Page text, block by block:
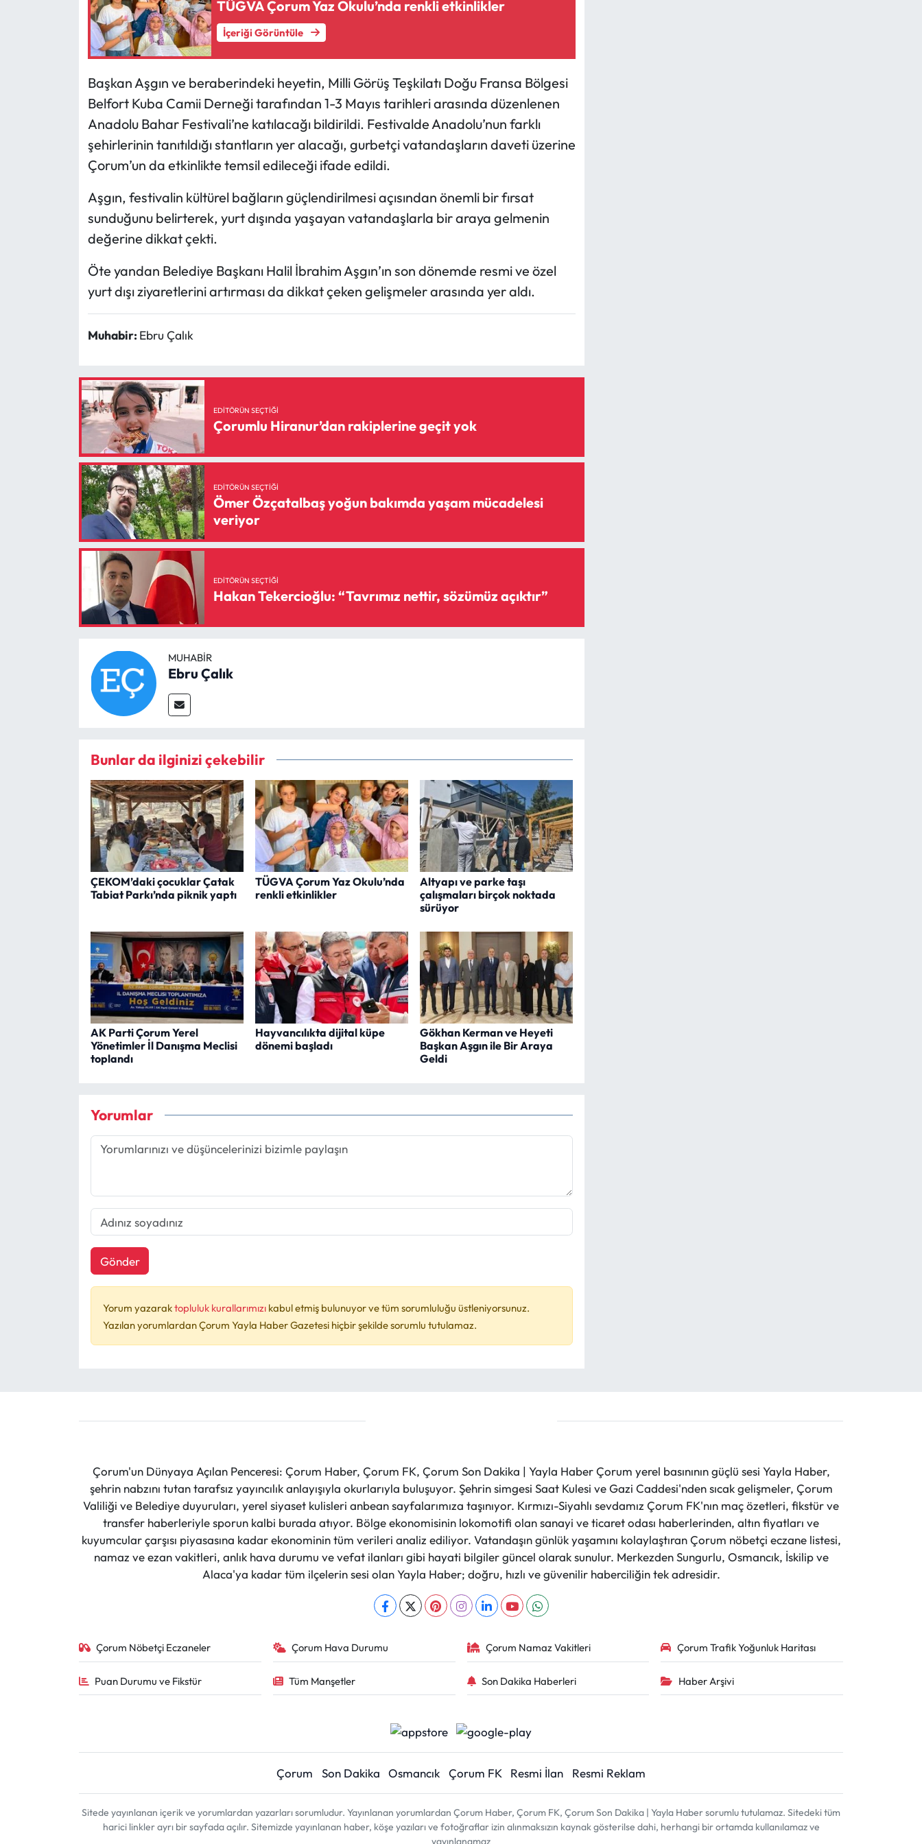
TÜGVA Çorum Yaz Okulu’nda renkli etkinlikler
İçeriği Görüntüle
Başkan Aşgın ve beraberindeki heyetin, Milli Görüş Teşkilatı Doğu Fransa Bölgesi
Belfort Kuba Camii Derneği tarafından 1-3 Mayıs tarihleri arasında düzenlenen
Anadolu Bahar Festivali’ne katılacağı bildirildi. Festivalde Anadolu’nun farklı
şehirlerinin tanıtıldığı stantların yer alacağı, gurbetçi vatandaşların daveti üzerine
Çorum’un da etkinlikte temsil edileceği ifade edildi.
Aşgın, festivalin kültürel bağların güçlendirilmesi açısından önemli bir fırsat
sunduğunu belirterek, yurt dışında yaşayan vatandaşlarla bir araya gelmenin
değerine dikkat çekti.
Öte yandan Belediye Başkanı Halil İbrahim Aşgın’ın son dönemde resmi ve özel
yurt dışı ziyaretlerini artırması da dikkat çeken gelişmeler arasında yer aldı.
Muhabir: Ebru Çalık
EDITÖRÜN SEÇTIĞI
Çorumlu Hiranur’dan rakiplerine geçit yok
EDITÖRÜN SEÇTIĞI
Ömer Özçatalbaş yoğun bakımda yaşam mücadelesi
veriyor
EDITÖRÜN SEÇTIĞI
Hakan Tekercioğlu: “Tavrımız nettir, sözümüz açıktır”
MUHABIR
Ebru Çalık
Bunlar da ilginizi çekebilir
ÇEKOM’daki çocuklar Çatak
Tabiat Parkı’nda piknik yaptı
TÜGVA Çorum Yaz Okulu’nda
renkli etkinlikler
Altyapı ve parke taşı
çalışmaları birçok noktada
sürüyor
AK Parti Çorum Yerel
Yönetimler İl Danışma Meclisi
toplandı
Hayvancılıkta dijital küpe
dönemi başladı
Gökhan Kerman ve Heyeti
Başkan Aşgın ile Bir Araya
Geldi
Yorumlar
Gönder
Yorum yazaraktopluluk kurallarımızı kabul etmiş bulunuyor ve tüm sorumluluğu üstleniyorsunuz.
Yazılan yorumlardan Çorum Yayla Haber Gazetesi hiçbir şekilde sorumlu tutulamaz.
Çorum'un Dünyaya Açılan Penceresi: Çorum Haber, Çorum FK, Çorum Son Dakika | Yayla Haber Çorum yerel basınının güçlü sesi Yayla Haber,
şehrin nabzını tutan tarafsız yayıncılık anlayışıyla okurlarıyla buluşuyor. Şehrin simgesi Saat Kulesi ve Gazi Caddesi'nden sıcak gelişmeler, Çorum
Valiliği ve Belediye duyuruları, yerel siyaset kulisleri anbean sayfalarımıza taşınıyor. Kırmızı-Siyahlı sevdamız Çorum FK'nın maç özetleri, fikstür ve
transfer haberleriyle sporun kalbi burada atıyor. Bölge ekonomisinin lokomotifi olan sanayi ve ticaret odası haberlerinden, altın fiyatları ve
kuyumcular çarşısı piyasasına kadar ekonominin tüm verileri analiz ediliyor. Vatandaşın günlük yaşamını kolaylaştıran Çorum nöbetçi eczane listesi,
namaz ve ezan vakitleri, anlık hava durumu ve vefat ilanları gibi hayati bilgiler güncel olarak sunulur. Merkezden Sungurlu, Osmancık, İskilip ve
Alaca'ya kadar tüm ilçelerin sesi olan Yayla Haber; doğru, hızlı ve güvenilir haberciliğin tek adresidir.
Çorum Nöbetçi Eczaneler Çorum Hava Durumu Çorum Namaz Vakitleri Çorum Trafik Yoğunluk Haritası
Puan Durumu ve Fikstür Tüm Manşetler Son Dakika Haberleri Haber Arşivi
Çorum Son Dakika Osmancık Çorum FK Resmi İlan Resmi Reklam
Sitede yayınlanan içerik ve yorumlardan yazarları sorumludur. Yayınlanan yorumlardan Çorum Haber, Çorum FK, Çorum Son Dakika | Yayla Haber sorumlu tutulamaz. Sitedeki tüm
harici linkler ayrı bir sayfada açılır. Sitemizde yayınlanan haber, köşe yazıları ve fotoğraflar izin alınmaksızın kaynak gösterilse dahi, herhangi bir ortamda kullanılamaz ve
yayınlanamaz
Mecitözü Haberleri
Ortaköy Haberleri
Osmancık Haberleri
Otomotiv
Resmi İlan
Resmi Reklam
Sungurlu Haberleri
Uğurludağ Haberleri
Yayla Haber
Yemek Tarifleri
Yerel Haberler